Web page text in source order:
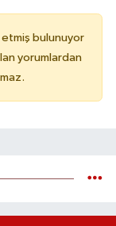
etmiş bulunuyor
yorumlardan